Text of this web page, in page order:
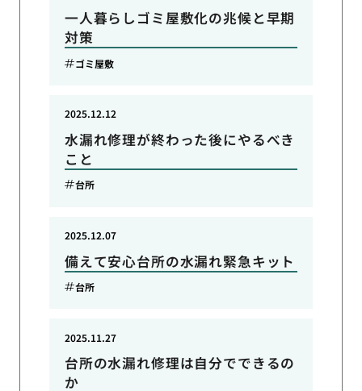
一人暮らしゴミ屋敷化の兆候と早期
対策
ゴミ屋敷
水漏れ修理が終わった後にやるべき
こと
2025.12.12
台所
備えて安心台所の水漏れ緊急キット
2025.12.07
台所
台所の水漏れ修理は自分でできるの
か
2025.11.27